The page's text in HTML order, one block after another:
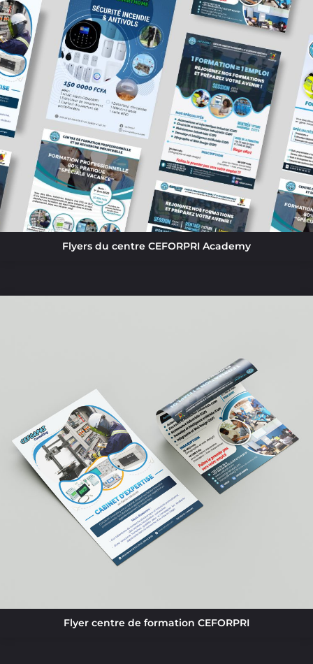
Flyers du centre CEFORPRI Academy
Flyer centre de formation CEFORPRI